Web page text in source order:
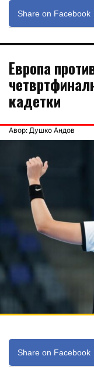
Share on Facebook
Европа
кадетки
Авор: Душко Андов
Share on Facebook